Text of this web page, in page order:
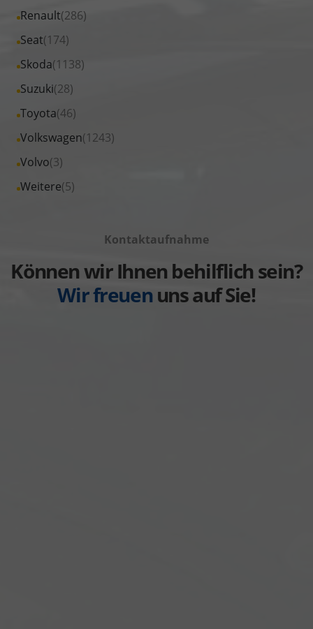
anzeigen
Opel
anzeigen
Fahrzeuge
Peugeot
anzeigen
Renault(286)
Alle
Fahrzeuge
Renault
anzeigen
Seat(174)
Alle
Fahrzeuge
Seat
anzeigen
Skoda(1138)
Alle
Fahrzeuge
Skoda
anzeigen
Suzuki(28)
Alle
Fahrzeuge
Suzuki
anzeigen
Toyota(46)
Alle
Fahrzeuge
Toyota
anzeigen
Volkswagen(1243)
Alle
Fahrzeuge
Volkswagen
Volvo(3)
Alle
Fahrzeuge
Weitere(5)
Alle
anzeigen
Kontaktaufnahme
Können wir Ihnen behilflich sein?
Wir freuenuns auf Sie!